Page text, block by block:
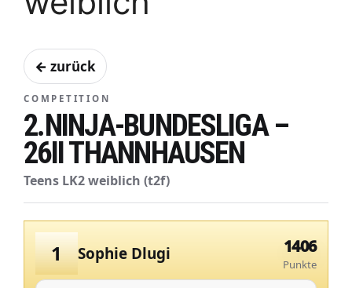
← zurück
COMPETITION
2.NINJA-BUNDESLIGA –
26II THANNHAUSEN
Teens LK2 weiblich (t2f)
1 Sophie Dlugi 1406
Punkte